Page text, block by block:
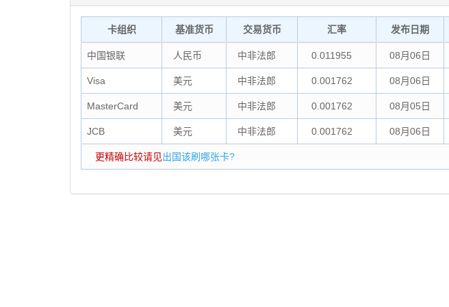
卡组织 基准货币 交易货币 汇率 发布日期
中国银联 人民币 中非法郎 0.011955 08月06日
Visa 美元 中非法郎 0.001762 08月06日
MasterCard 美元 中非法郎 0.001762 08月05日
JCB 美元 中非法郎 0.001762 08月06日
更精确比较请见出国该刷哪张卡?